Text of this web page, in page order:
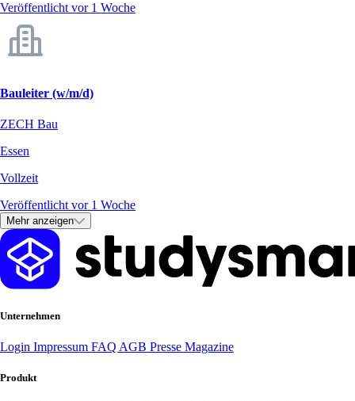
Veröffentlicht vor 1 Woche
Bauleiter (w/m/d)
ZECH Bau
Essen
Vollzeit
Veröffentlicht vor 1 Woche
Mehr anzeigen
Unternehmen
Login Impressum FAQ AGB Presse Magazine
Produkt